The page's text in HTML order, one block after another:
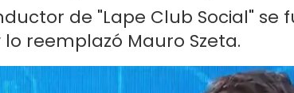
de "Lape Club Social"
lo reemplazó Mauro Szeta.